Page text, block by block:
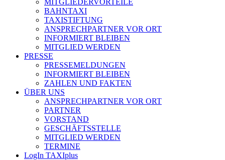
MITGLIEDERVORTEILE
BAHNTAXI
TAXISTIFTUNG
ANSPRECHPARTNER VOR ORT
INFORMIERT BLEIBEN
MITGLIED WERDEN
PRESSE
PRESSEMELDUNGEN
INFORMIERT BLEIBEN
ZAHLEN UND FAKTEN
ÜBER UNS
ANSPRECHPARTNER VOR ORT
PARTNER
VORSTAND
GESCHÄFTSSTELLE
MITGLIED WERDEN
TERMINE
LogIn TAXIplus